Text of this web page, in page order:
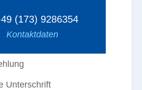
(173) 9286354
Kontaktdaten
Unterschrift